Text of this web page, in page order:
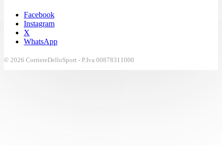
Facebook
Instagram
X
WhatsApp
© 2026 CorriereDelloSport - P.Iva 00878311000